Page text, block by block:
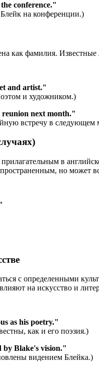
conference."
на конференции.)
как фамилия.
and artist."
и художником.)
reunion next month."
встречу в следующем
в
но может
с определенными
на искусство и
as his poetry."
как и его поэзия.)
by Blake's vision."
видением Блейка.)